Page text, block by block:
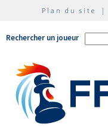
Plan du site |
Rechercher un joueur